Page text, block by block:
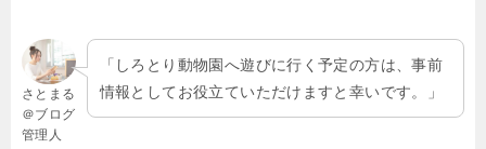
さとまる
＠ブログ
管理人
「しろとり動物園へ遊びに行く予定の方は、事前
情報としてお役立ていただけますと幸いです。」